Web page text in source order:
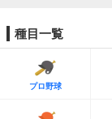
種目一覧
プロ野球